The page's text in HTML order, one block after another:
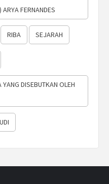
FERNANDES
RIBA SEJARAH
YANG DISEBUTKAN OLEH